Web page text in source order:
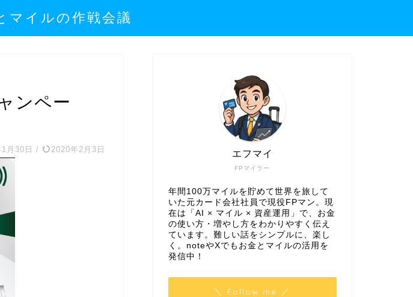
マイルの作戦会議
ンペー
月30日 / 2020年2月3日
FPマイラー
エフマイ
年間100万マイルを貯めて世界を旅して
いた元カード会社社員で現役FPマン。現
在は「AI × マイル × 資産運用」で、お金
の使い方・増やし方をわかりやすく伝え
ています。難しい話をシンプルに、楽し
く。noteやXでもお金とマイルの活用を
発信中！
＼ Follow me ／